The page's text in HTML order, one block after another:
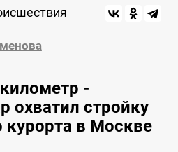
-
стройку
в Москве